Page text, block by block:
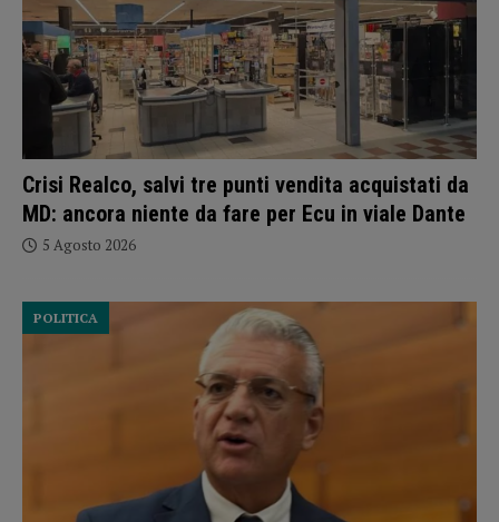
Crisi Realco, salvi tre punti vendita acquistati da
MD: ancora niente da fare per Ecu in viale Dante
5 Agosto 2026
POLITICA